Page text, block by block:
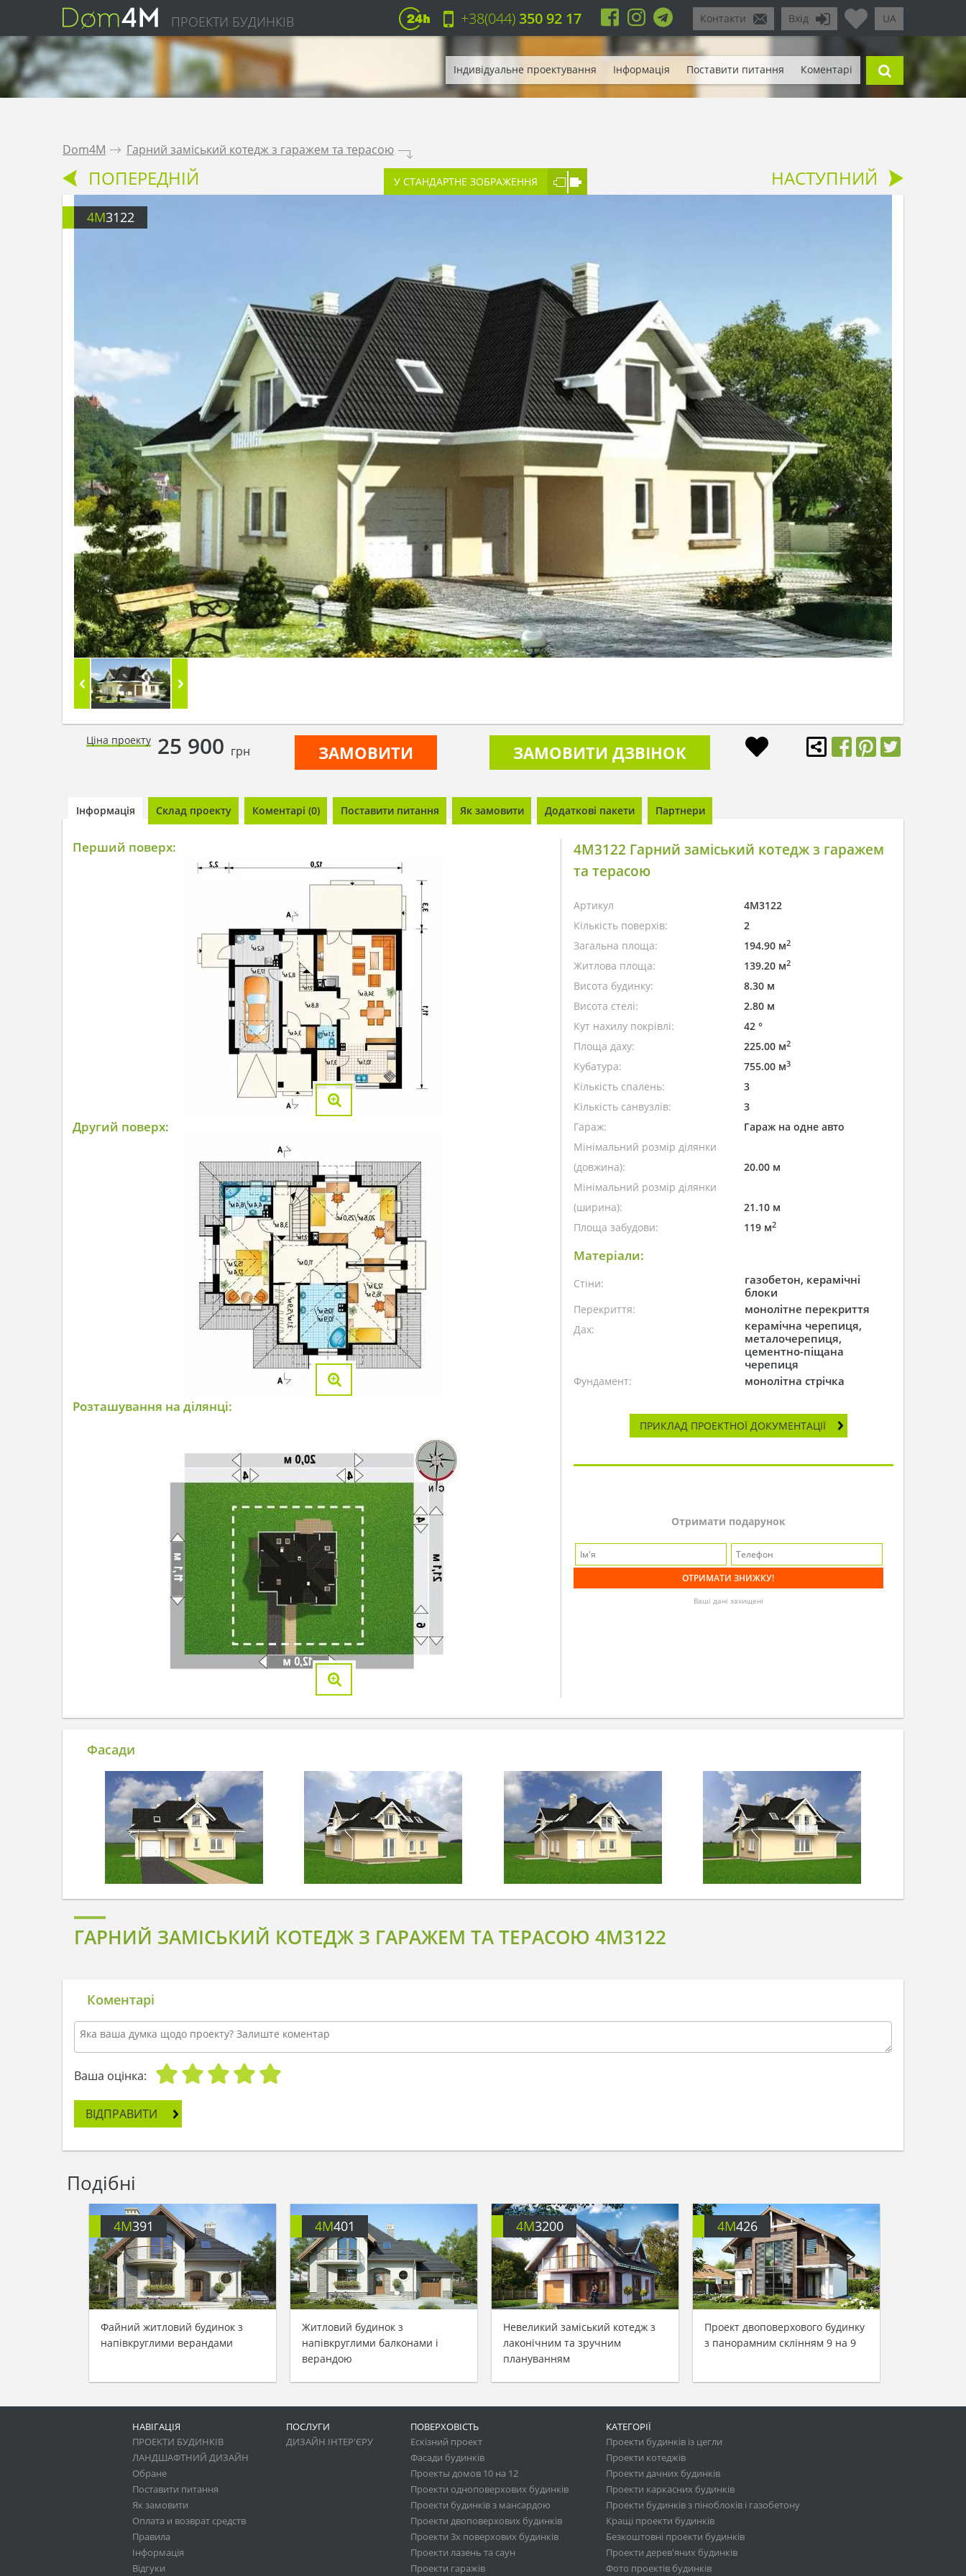
ПРОЕКТИ БУДИНКІВ UA
Вхід
Контакти
+38(044)350 92 17
Індивідуальне проектування Інформація Поставити питання Коментарі
Dom4M . Гарний заміський котедж з гаражем та терасою .
ПОПЕРЕДНІЙ У СТАНДАРТНЕ ЗОБРАЖЕННЯ НАСТУПНИЙ
4M3122
Ціна проекту 25 900 грн ЗАМОВИТИ ЗАМОВИТИ ДЗВІНОК
Інформація Склад проекту Коментарі (0) Поставити питання Як замовити Додаткові пакети Партнери
Перший поверх:
Другий поверх:
Розташування на ділянці:
4M3122 Гарний заміський котедж з гаражем
та терасою
Артикул
4M3122
Кількість поверхів:
2
Загальна площа:
194.90 м2
Житлова площа: 139.20 м2
Висота будинку:
8.30 м
Висота стелі:
2.80 м
Кут нахилу покрівлі:
42 °
Площа даху:
225.00 м2
Кубатура: 755.00 м3
Кількість спалень:
3
Кількість санвузлів:
3
Гараж:
Гараж на одне авто
Мінімальний розмір ділянки
(довжина):
20.00 м
Мінімальний розмір ділянки
(ширина):
21.10 м
Площа забудови:
119 м2
Матеріали:
Стіни:
газобетон, керамічні
блоки
Перекриття: монолітне перекриття
Дах:
керамічна черепиця,
металочерепиця,
цементно-піщана
черепиця
Фундамент: монолітна стрічка
ПРИКЛАД ПРОЕКТНОЇ ДОКУМЕНТАЦІЇ
Отримати подарунок
Ваші дані захищені
Фасади
ГАРНИЙ ЗАМІСЬКИЙ КОТЕДЖ З ГАРАЖЕМ ТА ТЕРАСОЮ 4M3122
Коментарі
Ваша оцінка:
ВІДПРАВИТИ
Подібні
4M391
Файний житловий будинок з
напівкруглими верандами
4M401
Житловий будинок з
напівкруглими балконами і
верандою
4M3200
Невеликий заміський котедж з
лаконічним та зручним
плануванням
4M426
Проект двоповерхового будинку
з панорамним склінням 9 на 9
НАВІГАЦІЯ
ПРОЕКТИ БУДИНКІВ
ЛАНДШАФТНИЙ ДИЗАЙН
Обране
Поставити питання
Як замовити
Оплата и возврат средств
Правила
Інформація
Відгуки
ПОСЛУГИ
ДИЗАЙН ІНТЕР'ЄРУ
ПОВЕРХОВІСТЬ
Ескізний проект
Фасади будинків
Проекты домов 10 на 12
Проекти одноповерхових будинків
Проекти будинків з мансардою
Проекти двоповерхових будинків
Проекти 3х поверхових будинків
Проекти лазень та саун
Проекти гаражів
КАТЕГОРІЇ
Проекти будинків із цегли
Проекти котеджів
Проекти дачних будинків
Проекти каркасних будинків
Проекти будинків з піноблоків і газобетону
Кращі проекти будинків
Безкоштовні проекти будинків
Проекти дерев'яних будинків
Фото проектів будинків